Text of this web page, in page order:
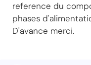
reference du
phases
D'avance merci.